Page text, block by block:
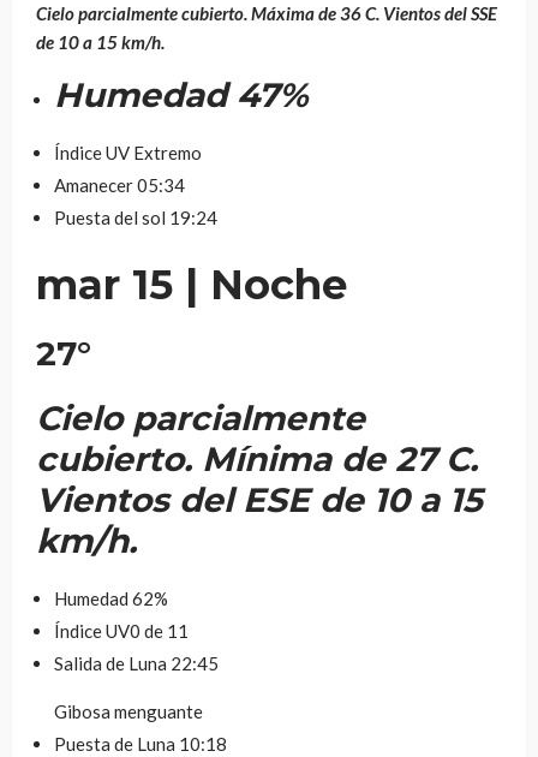
Cielo parcialmente cubierto. Máxima de 36 C. Vientos del SSE
de 10 a 15 km/h.
Humedad47%
Índice UV Extremo
Amanecer05:34
Puesta del sol 19:24
mar 15 | Noche
27°
Cielo parcialmente
cubierto. Mínima de 27 C.
Vientos del ESE de 10 a 15
km/h.
Humedad 62%
Índice UV0 de 11
Salida de Luna 22:45
Gibosa menguante
Puesta de Luna 10:18